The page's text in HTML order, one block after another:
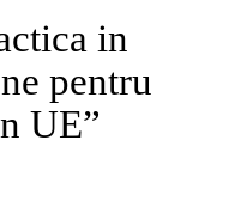
in
pentru
UE”